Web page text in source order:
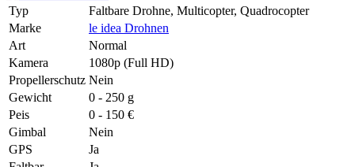
Typ
Faltbare Drohne, Multicopter, Quadrocopter
Marke
le idea Drohnen
Art
Normal
Kamera
1080p (Full HD)
Propellerschutz Nein
Gewicht
0 - 250 g
Peis
0 - 150 €
Gimbal
Nein
GPS
Ja